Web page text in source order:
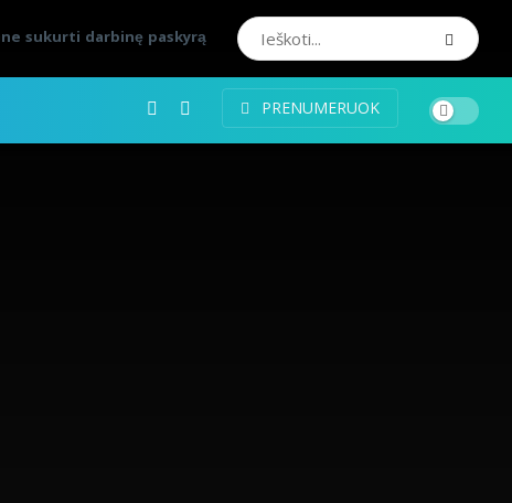
sukurti darbinę paskyrą
PRENUMERUOK